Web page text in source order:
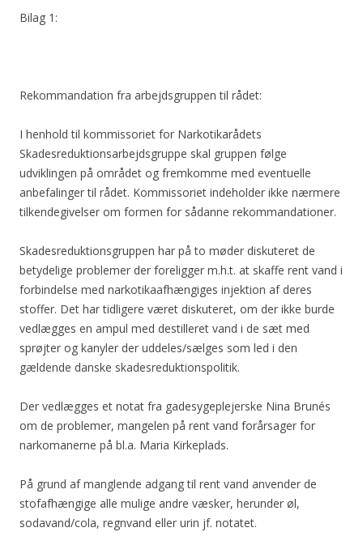
Bilag 1:
Rekommandation fra arbejdsgruppen til rådet:
I henhold til kommissoriet for Narkotikarådets
Skadesreduktionsarbejdsgruppe skal gruppen følge
udviklingen på området og fremkomme med eventuelle
anbefalinger til rådet. Kommissoriet indeholder ikke nærmere
tilkendegivelser om formen for sådanne rekommandationer.
Skadesreduktionsgruppen har på to møder diskuteret de
betydelige problemer der foreligger m.h.t. at skaffe rent vand i
forbindelse med narkotikaafhængiges injektion af deres
stoffer. Det har tidligere været diskuteret, om der ikke burde
vedlægges en ampul med destilleret vand i de sæt med
sprøjter og kanyler der uddeles/sælges som led i den
gældende danske skadesreduktionspolitik.
Der vedlægges et notat fra gadesygeplejerske Nina Brunés
om de problemer, mangelen på rent vand forårsager for
narkomanerne på bl.a. Maria Kirkeplads.
På grund af manglende adgang til rent vand anvender de
stofafhængige alle mulige andre væsker, herunder øl,
sodavand/cola, regnvand eller urin jf. notatet.